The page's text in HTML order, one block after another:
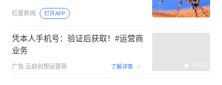
红星新闻 打开APP
凭本人手机号：验证后获取！#运营商
业务
广告 云启创想运营商 了解详情 00:15